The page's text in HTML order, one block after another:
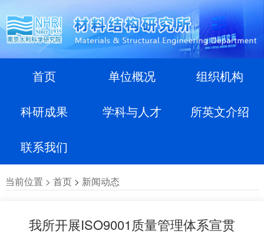
首页 单位概况 组织机构
科研成果 学科与人才 所英文介绍
联系我们
当前位置 > 首页> 新闻动态
我所开展ISO9001质量管理体系宣贯